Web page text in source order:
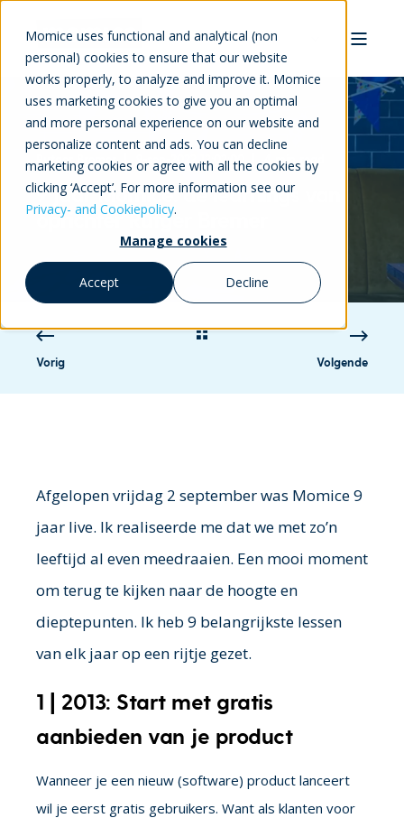
Momice uses functional and analytical (non
personal) cookies to ensure that our website
works properly, to analyze and improve it. Momice
uses marketing cookies to give you an optimal
and more personal experience on our website and
personalize content and ads. You can decline
marketing cookies or agree with all the cookies by
clicking ‘Accept’. For more information see our
Privacy- and Cookiepolicy.
Manage cookies
Accept Decline
Rutger Bremer 9-sep-2022 12:02:00 4 min read
9 jaar Momice: de learnings van
oprichter Rutger Bremer
Vorig Volgende
Afgelopen vrijdag 2 september was Momice 9
jaar live. Ik realiseerde me dat we met zo’n
leeftijd al even meedraaien. Een mooi moment
om terug te kijken naar de hoogte en
dieptepunten. Ik heb 9 belangrijkste lessen
van elk jaar op een rijtje gezet.
1 | 2013: Start met gratis
aanbieden van je product
Wanneer je een nieuw (software) product lanceert
wil je eerst gratis gebruikers. Want als klanten voor